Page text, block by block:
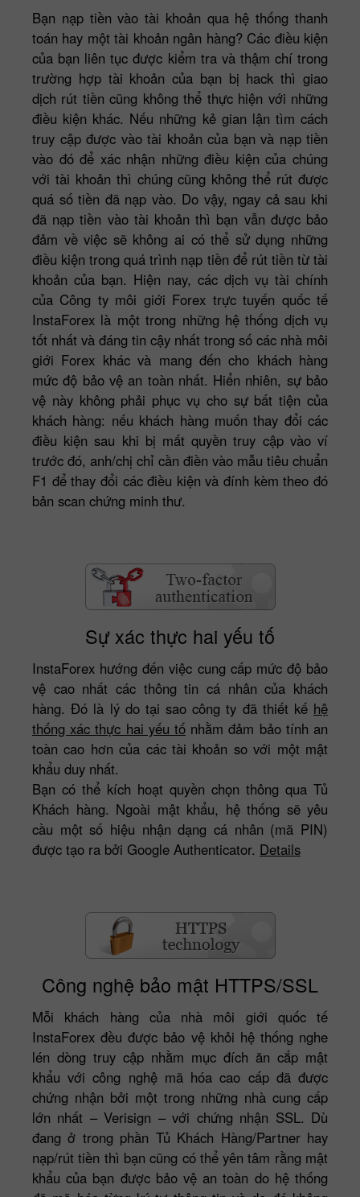
Bạn nạp tiền vào tài khoản qua hệ thống thanh
toán hay một tài khoản ngân hàng? Các điều kiện
của bạn liên tục được kiểm tra và thậm chí trong
trường hợp tài khoản của bạn bị hack thì giao
dịch rút tiền cũng không thể thực hiện với những
điều kiện khác. Nếu những kẻ gian lận tìm cách
truy cập được vào tài khoản của bạn và nạp tiền
vào đó để xác nhận những điều kiện của chúng
với tài khoản thì chúng cũng không thể rút được
quá số tiền đã nạp vào. Do vậy, ngay cả sau khi
đã nạp tiền vào tài khoản thì bạn vẫn được bảo
đảm về việc sẽ không ai có thể sử dụng những
điều kiện trong quá trình nạp tiền để rút tiền từ tài
khoản của bạn. Hiện nay, các dịch vụ tài chính
của Công ty môi giới Forex trực tuyến quốc tế
InstaForex là một trong những hệ thống dịch vụ
tốt nhất và đáng tin cậy nhất trong số các nhà môi
giới Forex khác và mang đến cho khách hàng
mức độ bảo vệ an toàn nhất. Hiển nhiên, sự bảo
vệ này không phải phục vụ cho sự bất tiện của
khách hàng: nếu khách hàng muốn thay đổi các
điều kiện sau khi bị mất quyền truy cập vào ví
trước đó, anh/chị chỉ cần điền vào mẫu tiêu chuẩn
F1 để thay đổi các điều kiện và đính kèm theo đó
bản scan chứng minh thư.
Sự xác thực hai yếu tố
InstaForex hướng đến việc cung cấp mức độ bảo
vệ cao nhất các thông tin cá nhân của khách
hàng. Đó là lý do tại sao công ty đã thiết kế hệ
thống xác thực hai yếu tố nhằm đảm bảo tính an
toàn cao hơn của các tài khoản so với một mật
khẩu duy nhất.
Bạn có thể kích hoạt quyền chọn thông qua Tủ
Khách hàng. Ngoài mật khẩu, hệ thống sẽ yêu
cầu một số hiệu nhận dạng cá nhân (mã PIN)
được tạo ra bởi Google Authenticator. Details
Công nghệ bảo mật HTTPS/SSL
Mỗi khách hàng của nhà môi giới quốc tế
InstaForex đều được bảo vệ khỏi hệ thống nghe
lén dòng truy cập nhằm mục đích ăn cắp mật
khẩu với công nghệ mã hóa cao cấp đã được
chứng nhận bởi một trong những nhà cung cấp
lớn nhất – Verisign – với chứng nhận SSL. Dù
đang ở trong phần Tủ Khách Hàng/Partner hay
nạp/rút tiền thì bạn cũng có thể yên tâm rằng mật
khẩu của bạn được bảo vệ an toàn do hệ thống